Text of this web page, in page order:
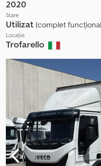
2020
Stare
Utilizat (complet
Locație
Trofarello